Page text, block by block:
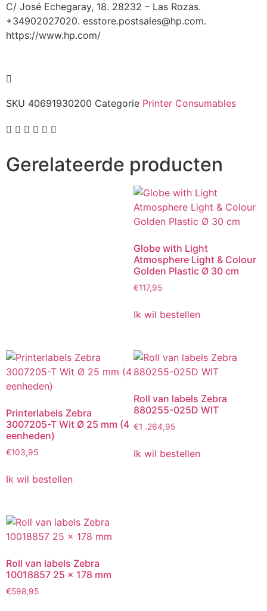
C/ José Echegaray, 18. 28232 – Las Rozas.
+34902027020. esstore.postsales@hp.com.
https://www.hp.com/
SKU 40691930200 Categorie Printer Consumables
Gerelateerde producten
Globe with Light
Atmosphere Light & Colour
Golden Plastic Ø 30 cm
€117,95
Ik wil bestellen
Printerlabels Zebra
3007205-T Wit Ø 25 mm (4
eenheden)
€103,95
Ik wil bestellen
Roll van labels Zebra
880255-025D WIT
€1 .264,95
Ik wil bestellen
Roll van labels Zebra
10018857 25 x 178 mm
€598,95